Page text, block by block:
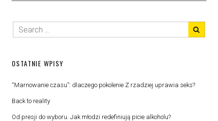
OSTATNIE WPISY
“Marnowanie czasu”: dlaczego pokolenie Z rzadziej uprawia seks?
Back to reality
Od presji do wyboru. Jak młodzi redefiniują picie alkoholu?